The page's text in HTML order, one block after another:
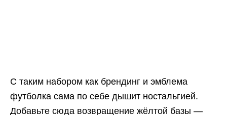
С таким набором как брендинг и эмблема
футболка сама по себе дышит ностальгией.
Добавьте сюда возвращение жёлтой базы —